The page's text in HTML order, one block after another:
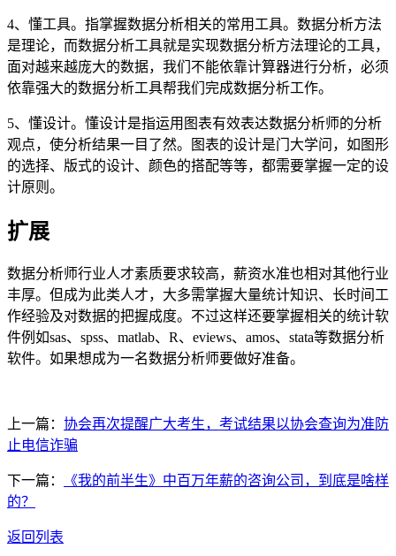
4、懂工具。指掌握数据分析相关的常用工具。数据分析方法
是理论，而数据分析工具就是实现数据分析方法理论的工具，
面对越来越庞大的数据，我们不能依靠计算器进行分析，必须
依靠强大的数据分析工具帮我们完成数据分析工作。
5、懂设计。懂设计是指运用图表有效表达数据分析师的分析
观点，使分析结果一目了然。图表的设计是门大学问，如图形
的选择、版式的设计、颜色的搭配等等，都需要掌握一定的设
计原则。
扩展
数据分析师行业人才素质要求较高，薪资水准也相对其他行业
丰厚。但成为此类人才，大多需掌握大量统计知识、长时间工
作经验及对数据的把握成度。不过这样还要掌握相关的统计软
件例如sas、spss、matlab、R、eviews、amos、stata等数据分析
软件。如果想成为一名数据分析师要做好准备。
上一篇： 协会再次提醒广大考生，考试结果以协会查询为准防
止电信诈骗
下一篇：
《我的前半生》中百万年薪的咨询公司，到底是啥样
的？
返回列表